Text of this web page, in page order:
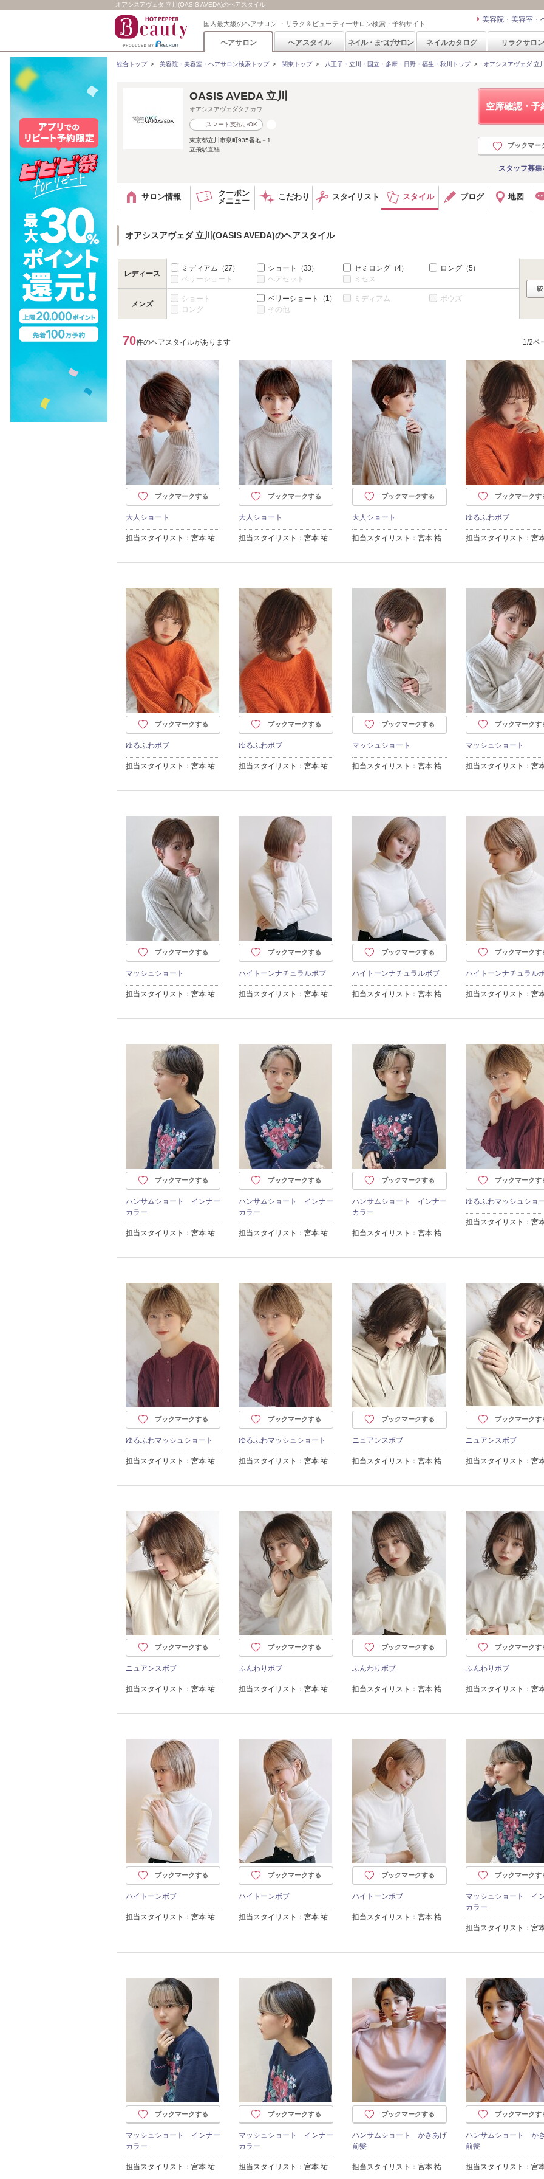
オアシスアヴェダ 立川(OASIS AVEDA)のヘアスタイル
国内最大級のヘアサロン ・リラク＆ビューティーサロン検索・予約サイト 美容院・美容室・
ヘアサロン ヘアスタイル ネイル・まつげサロン ネイルカタログ リラクサロン
総合トップ> 美容院・美容室・ヘアサロン検索トップ> 関東トップ> 八王子・立川・国立・多摩・日野・福生・秋川トップ> オアシスアヴェダ 立
空席確認・予
ブックマー
スタッフ募
OASIS AVEDA 立川
オアシスアヴェダタチカワ
スマート支払いOK
東京都立川市泉町935番地－1
立飛駅直結
サロン情報
クーポン
メニュー
こだわり スタイリスト スタイル ブログ 地図
オアシスアヴェダ 立川(OASIS AVEDA)のヘアスタイル
レディース
ミディアム （27） ショート （33） セミロング （4） ロング （5）
ベリーショート
ヘアセット ミセス
メンズ
ショート ベリーショート （1） ミディアム
ボウズ
ロング
その他
70件のヘアスタイルがあります 1/2ペ
ブックマークする
大人ショート
担当スタイリスト：宮本 祐
ブックマークする
大人ショート
担当スタイリスト：宮本 祐
ブックマークする
大人ショート
担当スタイリスト：宮本 祐
ブックマークす
ゆるふわボブ
担当スタイリスト：宮
ブックマークする
ゆるふわボブ
担当スタイリスト：宮本 祐
ブックマークする
ゆるふわボブ
担当スタイリスト：宮本 祐
ブックマークする
マッシュショート
担当スタイリスト：宮本 祐
ブックマークす
マッシュショート
担当スタイリスト：宮
ブックマークする
マッシュショート
担当スタイリスト：宮本 祐
ブックマークする
ハイトーンナチュラルボブ
担当スタイリスト：宮本 祐
ブックマークする
ハイトーンナチュラルボブ
担当スタイリスト：宮本 祐
ブックマークす
ハイトーンナチュラル
担当スタイリスト：宮
ブックマークする
ハンサムショート インナー
カラー
担当スタイリスト：宮本 祐
ブックマークする
ハンサムショート インナー
カラー
担当スタイリスト：宮本 祐
ブックマークする
ハンサムショート インナー
カラー
担当スタイリスト：宮本 祐
ブックマークす
ゆるふわマッシュショ
担当スタイリスト：宮
ブックマークする
ゆるふわマッシュショート
担当スタイリスト：宮本 祐
ブックマークする
ゆるふわマッシュショート
担当スタイリスト：宮本 祐
ブックマークする
ニュアンスボブ
担当スタイリスト：宮本 祐
ブックマークす
ニュアンスボブ
担当スタイリスト：宮
ブックマークする
ニュアンスボブ
担当スタイリスト：宮本 祐
ブックマークする
ふんわりボブ
担当スタイリスト：宮本 祐
ブックマークする
ふんわりボブ
担当スタイリスト：宮本 祐
ブックマークす
ふんわりボブ
担当スタイリスト：宮
ブックマークする
ハイトーンボブ
担当スタイリスト：宮本 祐
ブックマークする
ハイトーンボブ
担当スタイリスト：宮本 祐
ブックマークする
ハイトーンボブ
担当スタイリスト：宮本 祐
ブックマークす
マッシュショート イ
カラー
担当スタイリスト：宮
ブックマークする
マッシュショート インナー
カラー
担当スタイリスト：宮本 祐
ブックマークする
マッシュショート インナー
カラー
担当スタイリスト：宮本 祐
ブックマークする
ハンサムショート かきあげ
前髪
担当スタイリスト：宮本 祐
ブックマークす
ハンサムショート か
前髪
担当スタイリスト：宮